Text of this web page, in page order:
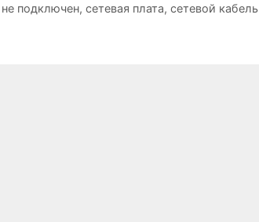
не подключен, сетевая плата, сетевой кабель